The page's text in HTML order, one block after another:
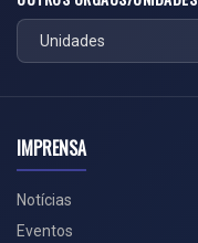
IMPRENSA
Notícias
Eventos